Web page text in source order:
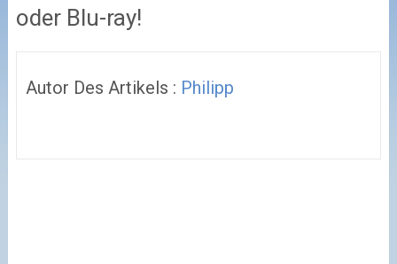
oder Blu-ray!
Autor Des Artikels : Philipp